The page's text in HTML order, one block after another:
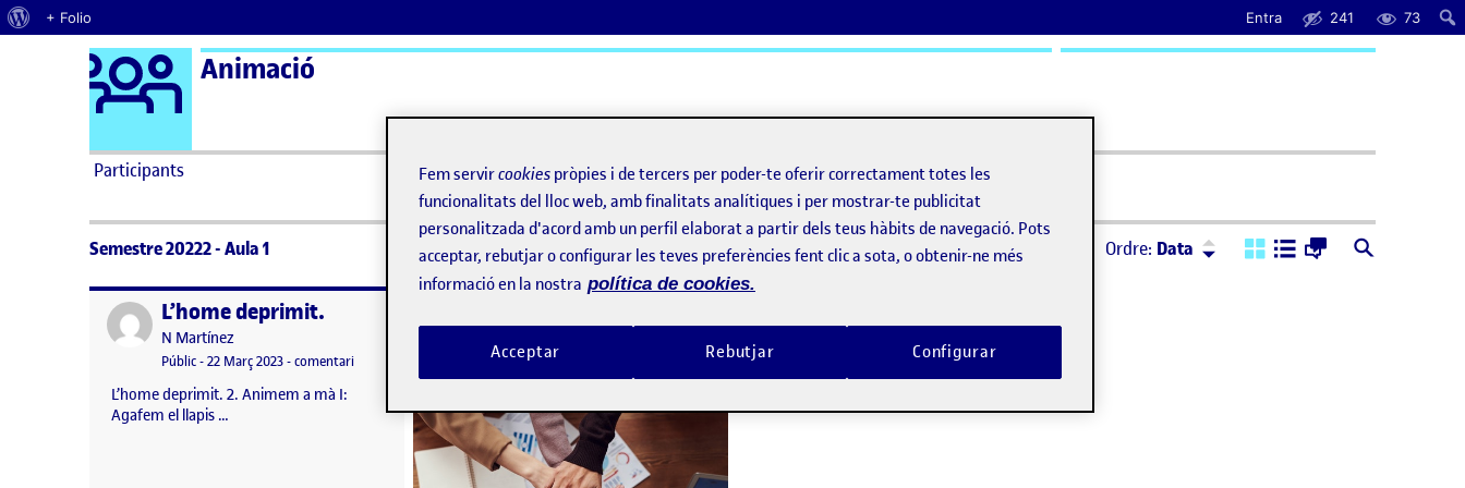
Quant al WordPress
+ Folio Entra 241 73
Saltar al contingut Logo Ágora
Animació
Participants ActiFolios Ajuda
Semestre 20222 - Aula 1 Ordre: Data Ordre: Descendent
Publicat perL’home deprimit.
Publicat per
N Martínez
Visibilitat:
Públic-Data de publicació
22 Març 2023-comentariel L’home deprimit.
L’home deprimit. 2. Animem a mà I:
Agafem el llapis …
Visibilitat:
Públic-Data de publicació
8 Set. 2021 15 setembre, 2022 3:08 pm
Fem servircookies pròpies i de tercers per poder-te oferir correctament totes les
funcionalitats del lloc web, amb finalitats analítiques i per mostrar-te publicitat
personalitzada d'acord amb un perfil elaborat a partir dels teus hàbits de navegació. Pots
acceptar, rebutjar o configurar les teves preferències fent clic a sota, o obtenir-ne més
informació en la nostra política de cookies.
Rebutjar
Acceptar Configurar